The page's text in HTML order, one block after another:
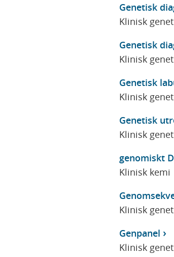
Genetisk
Klinisk
Genetisk
Klinisk
Genetisk
Klinisk
Genetisk
Klinisk
genomiskt
Klinisk kemi
Klinisk
Genpanel
Klinisk